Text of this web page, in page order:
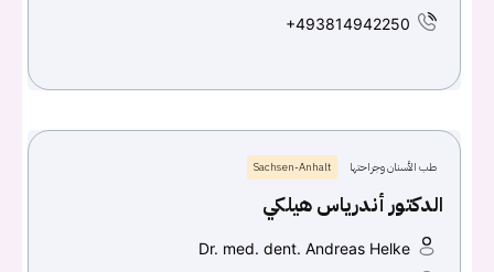
+493814942250
طب الأسنان وجراحتها Sachsen-Anhalt
الدكتور أندرياس هيلكي
Dr. med. dent. Andreas Helke